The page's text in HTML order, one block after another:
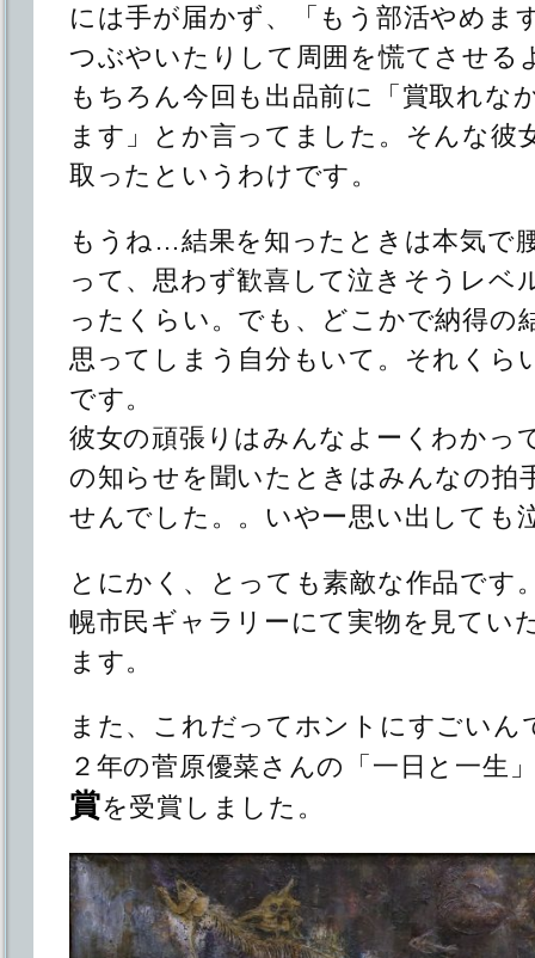
には手が届かず、「もう部活やめま
つぶやいたりして周囲を慌てさせる
もちろん今回も出品前に「賞取れな
ます」とか言ってました。そんな彼
取ったというわけです。
もうね…結果を知ったときは本気で
って、思わず歓喜して泣きそうレベ
ったくらい。でも、どこかで納得
思ってしまう自分もいて。それくら
です。
彼女の頑張りはみんなよーくわかっ
の知らせを聞いたときはみんなの拍
せんでした。。いやー思い出しても
とにかく、とっても素敵な作品です
幌市民ギャラリーにて実物を見てい
ます。
また、これだってホントにすごいん
２年の菅原優菜さんの「一日と一生
賞を受賞しました。